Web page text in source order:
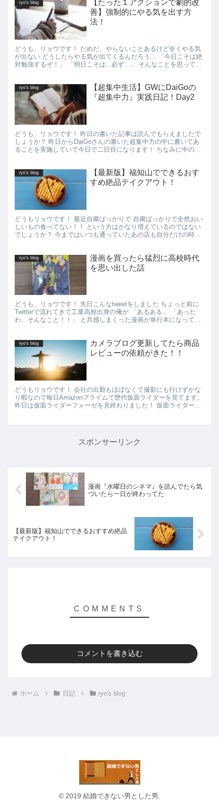
ryo's blog
【たった１アクションで劇的改
善】強制的にやる気を出す方
法！
どうも、リョウです！ だめだ、やらないことあるけど全くやる気
が出ない どうしたらやる気が出てくるんだろう... 「今日こそは絶
対勉強するぞ！」 「明日こそは...必ず...」 そんなことを思ってい
ryo's blog
【超集中生活】GWにDaiGoの
『超集中力』実践日記！Day2
どうも、リョウです！ 昨日の書いた記事は読んでもらえましたで
しょうか？ 昨日からDaiGoさんの書いた超集中力の中に書いてあ
ることを実施していて今日で二日目になります！ ちなみに中のい
ryo's blog
【最新版】福知山でできるおす
すめ絶品テイクアウト！
どうもリョウです！ 最近自粛ばっかりで 自粛ばっかりで全然おい
しいもの食べてない！！ という方はかなり増えているのではない
でしょうか？ 今まではいつも通っていたあの店も自分だけの時間
ryo's blog
漫画を買ったら猛烈に高校時代
を思い出した話
どうも、リョウです！ 先日こんなtweetをしました ちょっと前に
Twitterで流れてきて工業高校出身の俺が 「あるある」 「あった
わ、そんなこと！！」 と共感しまくった漫画が単行本になってた
ryo's blog
カメラブログ更新してたら商品
レビューの依頼がきた！！
どうもリョウです！ 会社の出勤もほぼなくて撮影にも行けずかな
り暇なので毎日Amazonプライムで歴代仮面ライダーを見てます。
昨日は仮面ライダーフォーゼを見終わりました！ 仮面ライダーフ
スポンサーリンク
漫画『水曜日のシネマ』を読んでたら気
づいたら一日が終わってた
【最新版】福知山でできるおすすめ絶品
テイクアウト！
コメントを書き込む
ホーム 日記 ryo's blog
© 2019 結婚できない男とした男.